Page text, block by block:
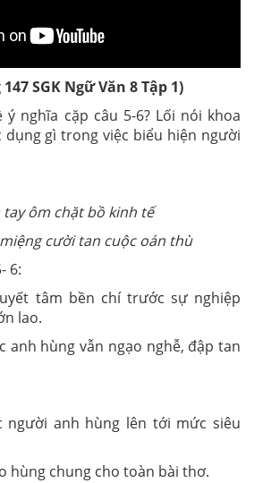
SGK Ngữ Văn 8 Tập 1)
nghĩa cặp câu 5-6? Lối nói khoa
gì trong việc biểu hiện người
tay ôm chặt bồ kinh tế
cười tan cuộc oán thù
6:
tâm bền chí trước sự nghiệp
lao.
anh hùng vẫn ngạo nghễ, đập tan
người anh hùng lên tới mức siêu
hùng chung cho toàn bài thơ.